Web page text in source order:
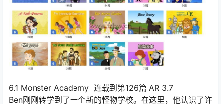
6.1 Monster Academy 连载到第126篇 AR 3.7
Ben刚刚转学到了一个新的怪物学校。在这里，他认识了许